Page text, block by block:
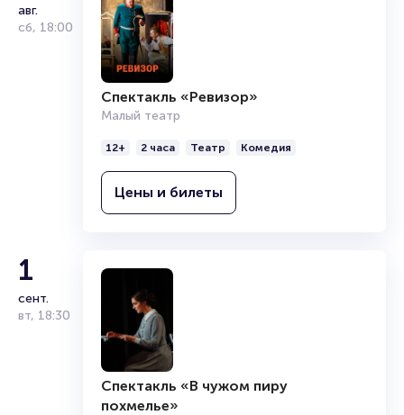
авг.
сб, 18:00
Спектакль «Ревизор»
Малый театр
12+ 2 часа Театр Комедия
Цены и билеты
1
сент.
вт, 18:30
Спектакль «В чужом пиру
похмелье»